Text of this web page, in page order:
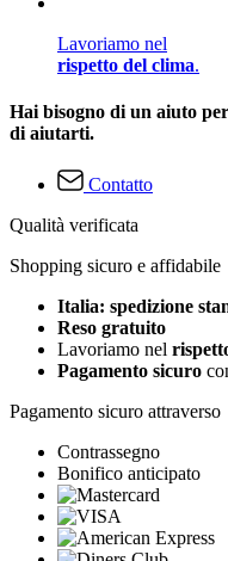
Lavoriamo nel
rispetto del clima.
Hai bisogno di un aiuto
di aiutarti.
Contatto
Qualità verificata
Shopping sicuro e affidabile
Italia: spedizione
Reso gratuito
Lavoriamo nel
Pagamento sicuro
Pagamento sicuro attraverso
Contrassegno
Bonifico anticipato